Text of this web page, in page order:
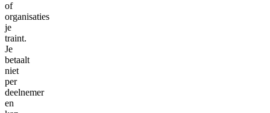
of
organisaties
je
traint.
Je
betaalt
niet
per
deelnemer
en